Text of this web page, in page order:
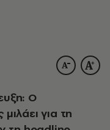
Ο
για τη